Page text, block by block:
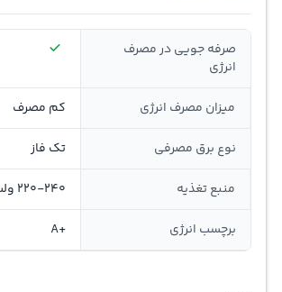
صرفه جویی در مصرف
انرژی
ميزان مصرف انرژی کم مصرف
نوع برق مصرفی تک فاز
منبع تغذیه 220-240 ولت| 50 هرتز
برچسب انرژی +A